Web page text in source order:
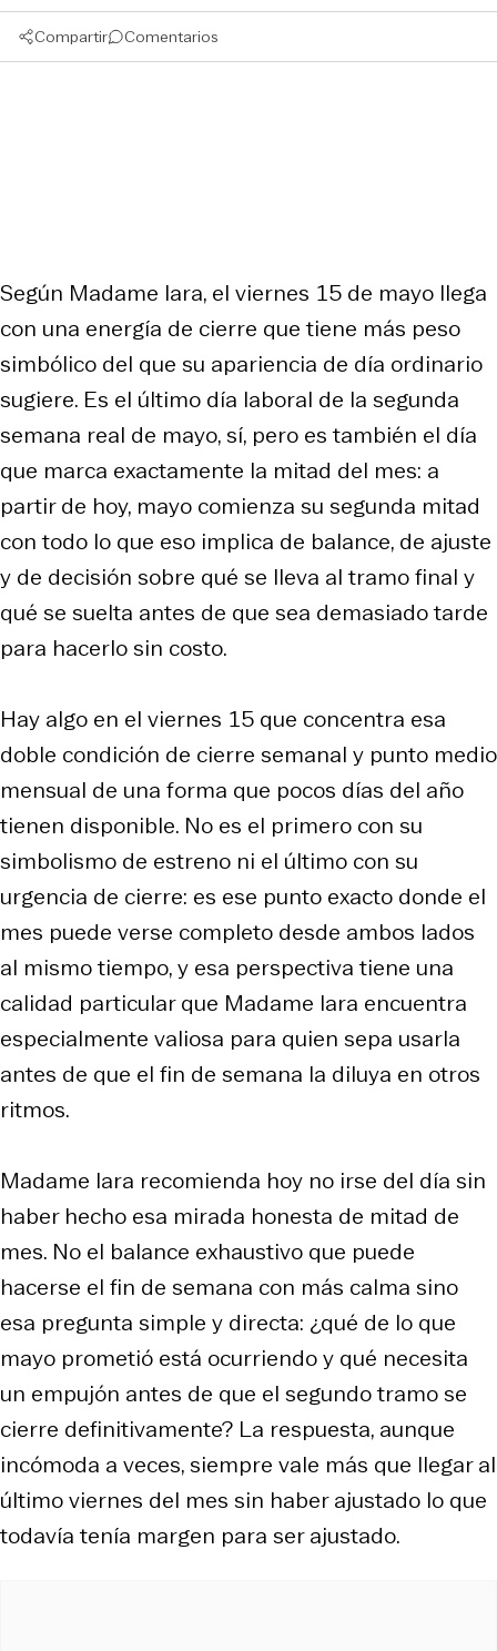
Compartir Comentarios
Según Madame Iara, el viernes 15 de mayo llega
con una energía de cierre que tiene más peso
simbólico del que su apariencia de día ordinario
sugiere. Es el último día laboral de la segunda
semana real de mayo, sí, pero es también el día
que marca exactamente la mitad del mes: a
partir de hoy, mayo comienza su segunda mitad
con todo lo que eso implica de balance, de ajuste
y de decisión sobre qué se lleva al tramo final y
qué se suelta antes de que sea demasiado tarde
para hacerlo sin costo.
Hay algo en el viernes 15 que concentra esa
doble condición de cierre semanal y punto medio
mensual de una forma que pocos días del año
tienen disponible. No es el primero con su
simbolismo de estreno ni el último con su
urgencia de cierre: es ese punto exacto donde el
mes puede verse completo desde ambos lados
al mismo tiempo, y esa perspectiva tiene una
calidad particular que Madame Iara encuentra
especialmente valiosa para quien sepa usarla
antes de que el fin de semana la diluya en otros
ritmos.
Madame Iara recomienda hoy no irse del día sin
haber hecho esa mirada honesta de mitad de
mes. No el balance exhaustivo que puede
hacerse el fin de semana con más calma sino
esa pregunta simple y directa: ¿qué de lo que
mayo prometió está ocurriendo y qué necesita
un empujón antes de que el segundo tramo se
cierre definitivamente? La respuesta, aunque
incómoda a veces, siempre vale más que llegar al
último viernes del mes sin haber ajustado lo que
todavía tenía margen para ser ajustado.